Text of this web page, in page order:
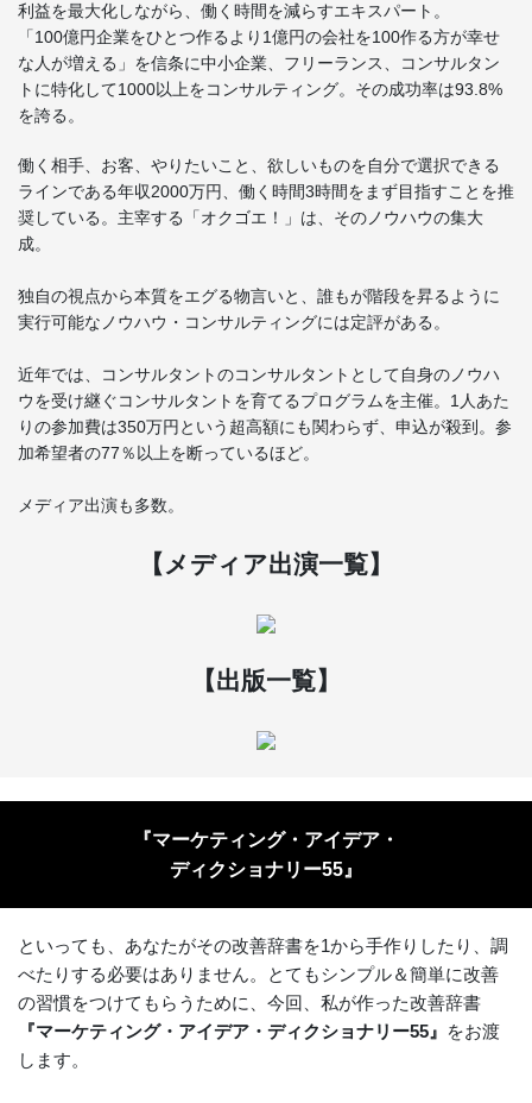
利益を最大化しながら、働く時間を減らすエキスパート。
「100億円企業をひとつ作るより1億円の会社を100作る方が幸せ
な人が増える」を信条に中小企業、フリーランス、コンサルタン
トに特化して1000以上をコンサルティング。その成功率は93.8%
を誇る。
働く相手、お客、やりたいこと、欲しいものを自分で選択できる
ラインである年収2000万円、働く時間3時間をまず目指すことを推
奨している。主宰する「オクゴエ！」は、そのノウハウの集大
成。
独自の視点から本質をエグる物言いと、誰もが階段を昇るように
実行可能なノウハウ・コンサルティングには定評がある。
近年では、コンサルタントのコンサルタントとして自身のノウハ
ウを受け継ぐコンサルタントを育てるプログラムを主催。1人あた
りの参加費は350万円という超高額にも関わらず、申込が殺到。参
加希望者の77％以上を断っているほど。
メディア出演も多数。
【メディア出演一覧】
【出版一覧】
『マーケティング・アイデア・
ディクショナリー55』
といっても、あなたがその改善辞書を1から手作りしたり、調
べたりする必要はありません。とてもシンプル＆簡単に改善
の習慣をつけてもらうために、今回、私が作った改善辞書
『マーケティング・アイデア・ディクショナリー55』 をお渡
します。